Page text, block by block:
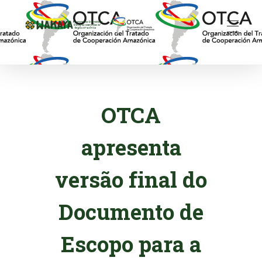
Wakaya - Programa de Diversidade Biológica para a Bacia/Região Amazônica
OTCA
apresenta
versão final do
Documento de
Escopo para a